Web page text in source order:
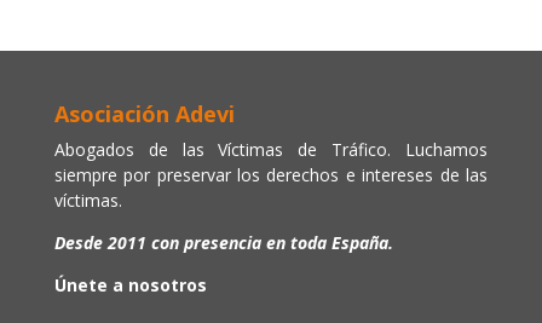
Asociación Adevi
Abogados de las Víctimas de Tráfico. Luchamos
siempre por preservar los derechos e intereses de las
víctimas.
Desde 2011 con presencia en toda España.
Únete a nosotros